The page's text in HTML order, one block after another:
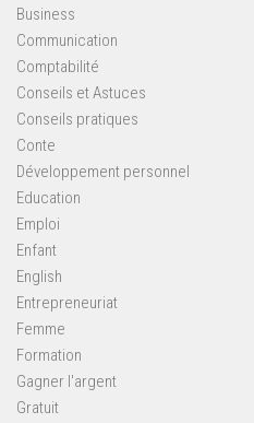
Business
Communication
Comptabilité
Conseils et Astuces
Conseils pratiques
Conte
Développement personnel
Education
Emploi
Enfant
English
Entrepreneuriat
Femme
Formation
Gagner l'argent
Gratuit